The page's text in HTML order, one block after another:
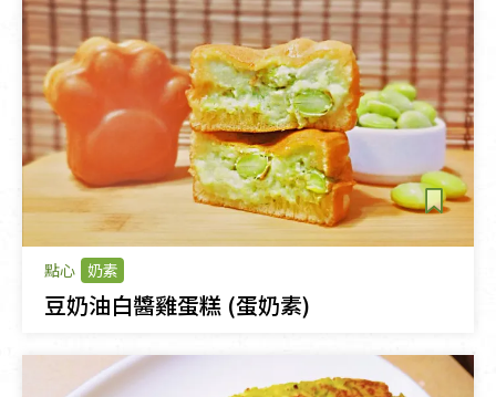
點心 奶素
豆奶油白醬雞蛋糕 (蛋奶素)